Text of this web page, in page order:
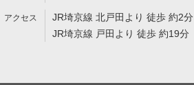
JR埼京線 北戸田より 徒歩 約2分
JR埼京線 戸田より 徒歩 約19分